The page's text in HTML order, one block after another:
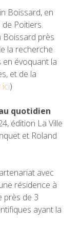
Boissard, en
de Poitiers.
Boissard près
la recherche
évoquant la
et de la
ici)
quotidien
édition La Ville
et Roland
avec
résidence à
près de 3
ayant la